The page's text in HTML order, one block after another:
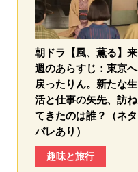
朝ドラ【風、薫る】来
週のあらすじ：東京へ
戻ったりん。新たな生
活と仕事の矢先、訪ね
てきたのは誰？（ネタ
バレあり）
趣味と旅行